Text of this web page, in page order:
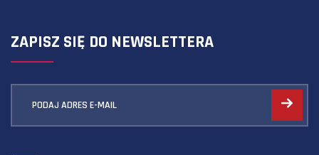
ZAPISZ SIĘ DO NEWSLETTERA
PODAJ ADRES E-MAIL